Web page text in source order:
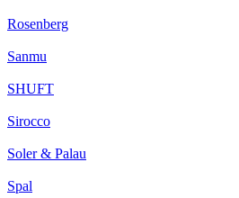
Rosenberg
Sanmu
SHUFT
Sirocco
Soler & Palau
Spal